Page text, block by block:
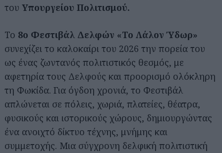
του Υπουργείου Πολιτισμού.
Το 8ο Φεστιβάλ Δελφών «Το Λάλον Ύδωρ»
συνεχίζει το καλοκαίρι του 2026 την πορεία του
ως ένας ζωντανός πολιτιστικός θεσμός, με
αφετηρία τους Δελφούς και προορισμό ολόκληρη
τη Φωκίδα. Για όγδοη χρονιά, το Φεστιβάλ
απλώνεται σε πόλεις, χωριά, πλατείες, θέατρα,
φυσικούς και ιστορικούς χώρους, δημιουργώντας
ένα ανοιχτό δίκτυο τέχνης, μνήμης και
συμμετοχής. Μια σύγχρονη δελφική πολιτιστική